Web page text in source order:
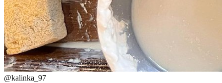
@kalinka_97